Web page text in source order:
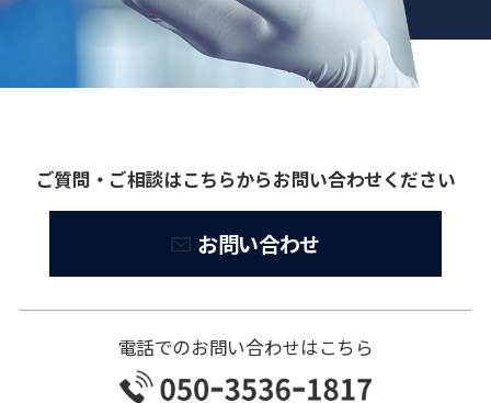
ご質問・ご相談はこちらからお問い合わせください
お問い合わせ
電話でのお問い合わせはこちら